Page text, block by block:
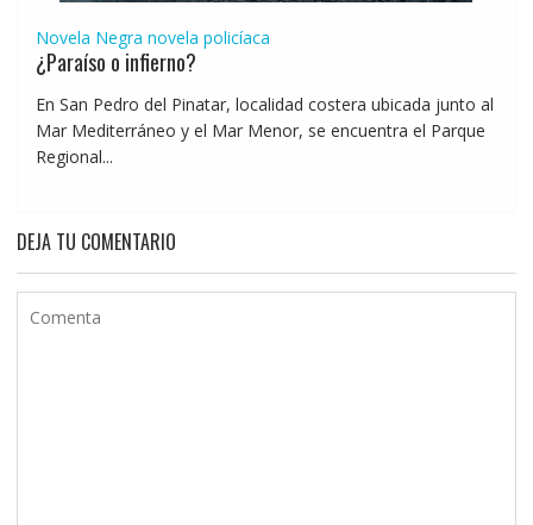
Novela Negra novela policíaca
¿Paraíso o infierno?
En San Pedro del Pinatar, localidad costera ubicada junto al
Mar Mediterráneo y el Mar Menor, se encuentra el Parque
Regional...
DEJA TU COMENTARIO